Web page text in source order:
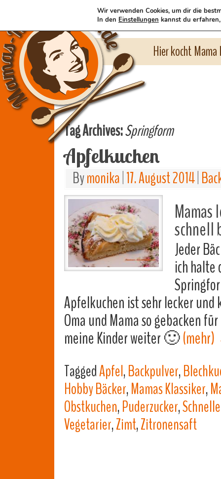
Hier kocht
Tag Archives:Springform
Apfelkuchen
Bymonika 17. August 2014
schnell
Jeder
ich halte
Apfelkuchen ist sehr lecker
Oma und Mama so gebacken
meine Kinder weiter 🙂(mehr)
TaggedApfel,Backpulver,
Hobby Bäcker,Mamas Klassiker,
Obstkuchen,Puderzucker,
Vegetarier,Zimt,Zitronensaft
Wir verwenden Cookies, um dir die
In den Einstellungen kannst du